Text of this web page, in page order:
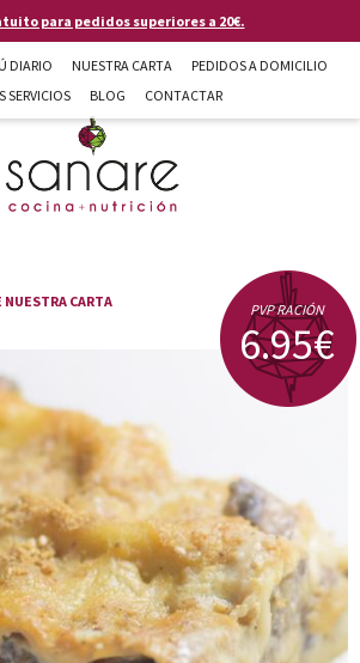
para pedidos superiores a 20€.
DIARIO NUESTRA CARTA
PEDIDOS A DOMICILIO
SERVICIOS
BLOG CONTACTAR
en Almería
CARTA PVP RACIÓN
6.95€